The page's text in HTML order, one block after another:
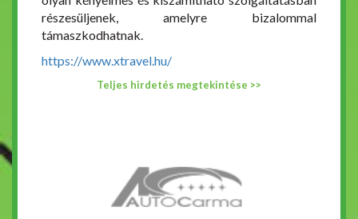
részesüljenek, amelyre bizalommal
támaszkodhatnak.
https://www.xtravel.hu/
Teljes hirdetés megtekintése >>